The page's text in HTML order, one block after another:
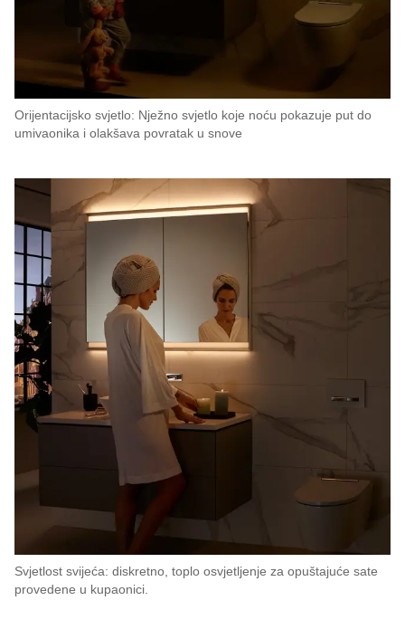
Orijentacijsko svjetlo: Nježno svjetlo koje noću pokazuje put do
umivaonika i olakšava povratak u snove
Svjetlost svijeća: diskretno, toplo osvjetljenje za opuštajuće sate
provedene u kupaonici.